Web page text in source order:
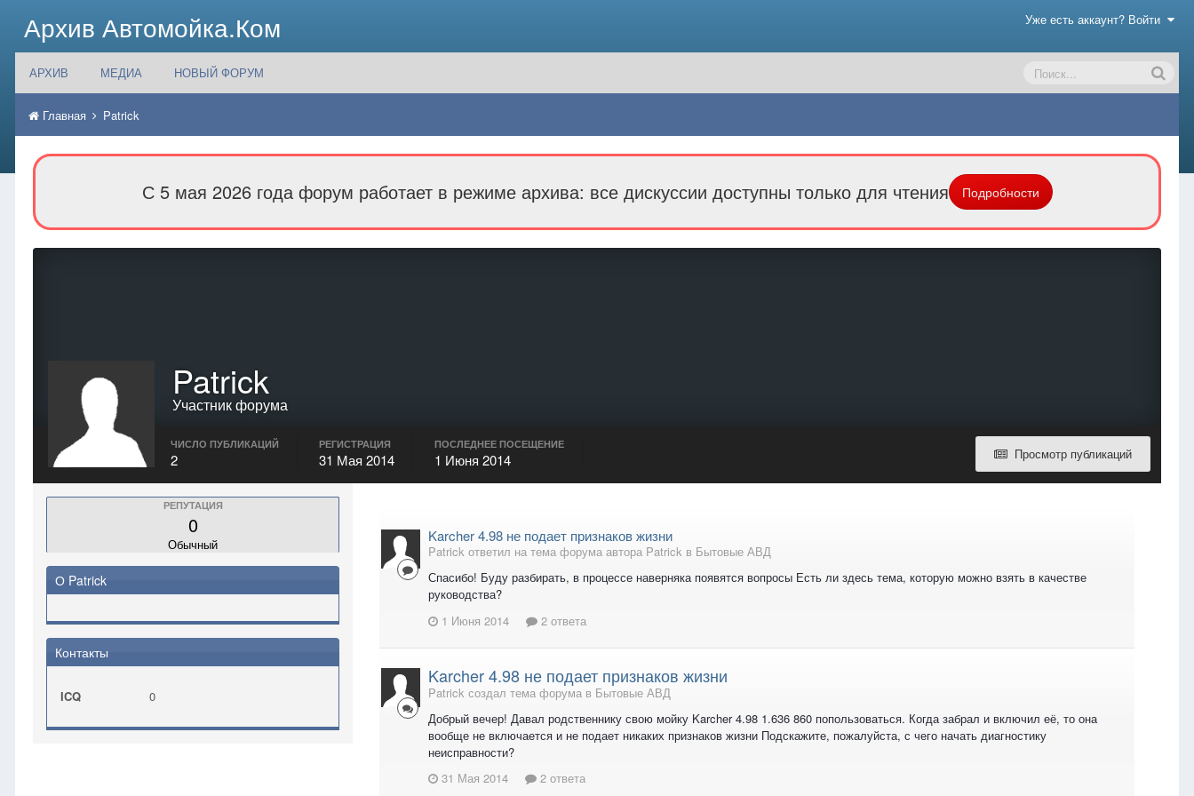
Архив Автомойка.Ком Уже есть аккаунт? Войти
АРХИВ МЕДИА НОВЫЙ ФОРУМ
Главная Patrick
С 5 мая 2026 года форум работает в режиме архива: все дискуссии доступны только для чтения Подробности
Patrick
Участник форума
Просмотр публикаций
ЧИСЛО ПУБЛИКАЦИЙ
2
РЕГИСТРАЦИЯ
31 Мая 2014
ПОСЛЕДНЕЕ ПОСЕЩЕНИЕ
1 Июня 2014
РЕПУТАЦИЯ
0
Обычный
О Patrick
Контакты
ICQ 0
Karcher 4.98 не подает признаков жизни
Patrick ответил на тема форума автора Patrick в Бытовые АВД
Спасибо! Буду разбирать, в процессе наверняка появятся вопросы Есть ли здесь тема, которую можно взять в качестве
руководства?
1 Июня 2014
2 ответа
Karcher 4.98 не подает признаков жизни
Patrick создал тема форума в Бытовые АВД
Добрый вечер! Давал родственнику свою мойку Karcher 4.98 1.636 860 попользоваться. Когда забрал и включил её, то она
вообще не включается и не подает никаких признаков жизни Подскажите, пожалуйста, с чего начать диагностику
неисправности?
31 Мая 2014
2 ответа